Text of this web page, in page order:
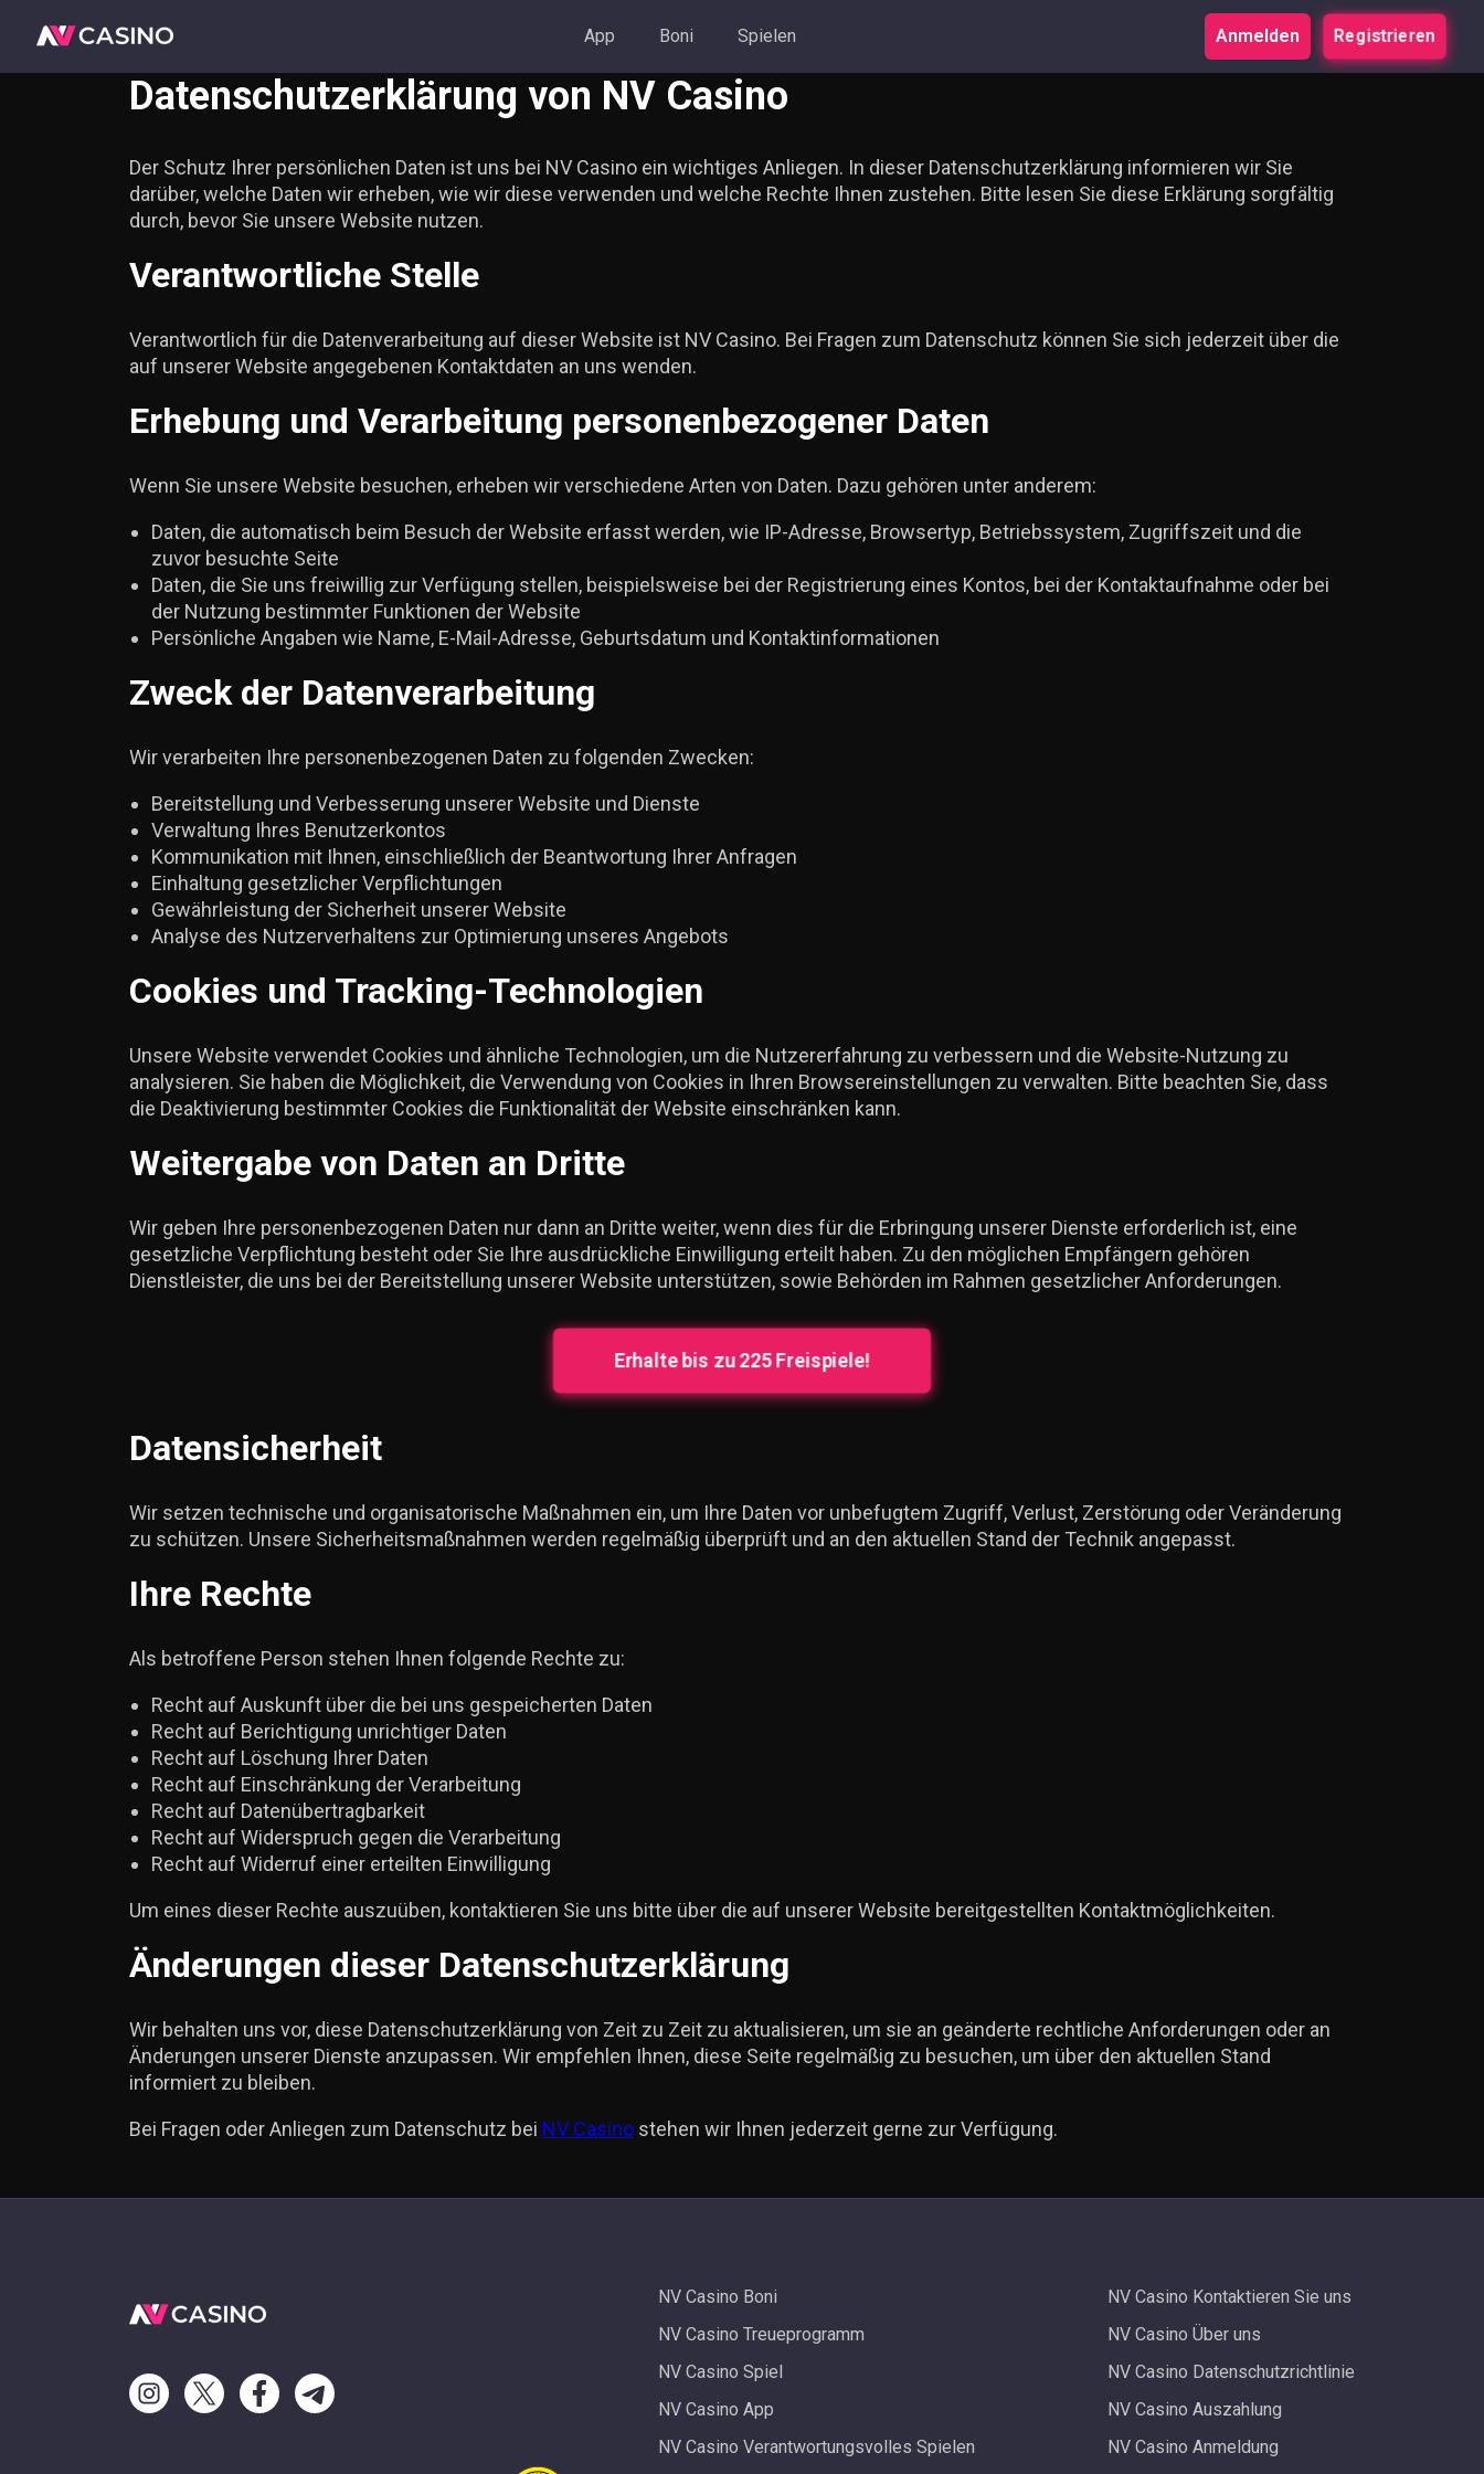
App Boni Spielen Anmelden Registrieren
Datenschutzerklärung von NV Casino
Der Schutz Ihrer persönlichen Daten ist uns bei NV Casino ein wichtiges Anliegen. In dieser Datenschutzerklärung informieren wir Sie
darüber, welche Daten wir erheben, wie wir diese verwenden und welche Rechte Ihnen zustehen. Bitte lesen Sie diese Erklärung sorgfältig
durch, bevor Sie unsere Website nutzen.
Verantwortliche Stelle
Verantwortlich für die Datenverarbeitung auf dieser Website ist NV Casino. Bei Fragen zum Datenschutz können Sie sich jederzeit über die
auf unserer Website angegebenen Kontaktdaten an uns wenden.
Erhebung und Verarbeitung personenbezogener Daten
Wenn Sie unsere Website besuchen, erheben wir verschiedene Arten von Daten. Dazu gehören unter anderem:
Daten, die automatisch beim Besuch der Website erfasst werden, wie IP-Adresse, Browsertyp, Betriebssystem, Zugriffszeit und die
zuvor besuchte Seite
Daten, die Sie uns freiwillig zur Verfügung stellen, beispielsweise bei der Registrierung eines Kontos, bei der Kontaktaufnahme oder bei
der Nutzung bestimmter Funktionen der Website
Persönliche Angaben wie Name, E-Mail-Adresse, Geburtsdatum und Kontaktinformationen
Zweck der Datenverarbeitung
Wir verarbeiten Ihre personenbezogenen Daten zu folgenden Zwecken:
Bereitstellung und Verbesserung unserer Website und Dienste
Verwaltung Ihres Benutzerkontos
Kommunikation mit Ihnen, einschließlich der Beantwortung Ihrer Anfragen
Einhaltung gesetzlicher Verpflichtungen
Gewährleistung der Sicherheit unserer Website
Analyse des Nutzerverhaltens zur Optimierung unseres Angebots
Cookies und Tracking-Technologien
Unsere Website verwendet Cookies und ähnliche Technologien, um die Nutzererfahrung zu verbessern und die Website-Nutzung zu
analysieren. Sie haben die Möglichkeit, die Verwendung von Cookies in Ihren Browsereinstellungen zu verwalten. Bitte beachten Sie, dass
die Deaktivierung bestimmter Cookies die Funktionalität der Website einschränken kann.
Weitergabe von Daten an Dritte
Wir geben Ihre personenbezogenen Daten nur dann an Dritte weiter, wenn dies für die Erbringung unserer Dienste erforderlich ist, eine
gesetzliche Verpflichtung besteht oder Sie Ihre ausdrückliche Einwilligung erteilt haben. Zu den möglichen Empfängern gehören
Dienstleister, die uns bei der Bereitstellung unserer Website unterstützen, sowie Behörden im Rahmen gesetzlicher Anforderungen.
Erhalte bis zu 225 Freispiele!
Datensicherheit
Wir setzen technische und organisatorische Maßnahmen ein, um Ihre Daten vor unbefugtem Zugriff, Verlust, Zerstörung oder Veränderung
zu schützen. Unsere Sicherheitsmaßnahmen werden regelmäßig überprüft und an den aktuellen Stand der Technik angepasst.
Ihre Rechte
Als betroffene Person stehen Ihnen folgende Rechte zu:
Recht auf Auskunft über die bei uns gespeicherten Daten
Recht auf Berichtigung unrichtiger Daten
Recht auf Löschung Ihrer Daten
Recht auf Einschränkung der Verarbeitung
Recht auf Datenübertragbarkeit
Recht auf Widerspruch gegen die Verarbeitung
Recht auf Widerruf einer erteilten Einwilligung
Um eines dieser Rechte auszuüben, kontaktieren Sie uns bitte über die auf unserer Website bereitgestellten Kontaktmöglichkeiten.
Änderungen dieser Datenschutzerklärung
Wir behalten uns vor, diese Datenschutzerklärung von Zeit zu Zeit zu aktualisieren, um sie an geänderte rechtliche Anforderungen oder an
Änderungen unserer Dienste anzupassen. Wir empfehlen Ihnen, diese Seite regelmäßig zu besuchen, um über den aktuellen Stand
informiert zu bleiben.
Bei Fragen oder Anliegen zum Datenschutz bei NV Casino stehen wir Ihnen jederzeit gerne zur Verfügung.
NV Casino Boni
NV Casino Treueprogramm
NV Casino Spiel
NV Casino App
NV Casino Verantwortungsvolles Spielen
NV Casino Kontaktieren Sie uns
NV Casino Über uns
NV Casino Datenschutzrichtlinie
NV Casino Auszahlung
NV Casino Anmeldung